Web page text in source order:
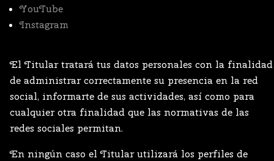
YouTube
Instagram
El Titular tratará tus datos personales con la finalidad
de administrar correctamente su presencia en la red
social, informarte de sus actividades, así como para
cualquier otra finalidad que las normativas de las
redes sociales permitan.
En ningún caso el Titular utilizará los perfiles de